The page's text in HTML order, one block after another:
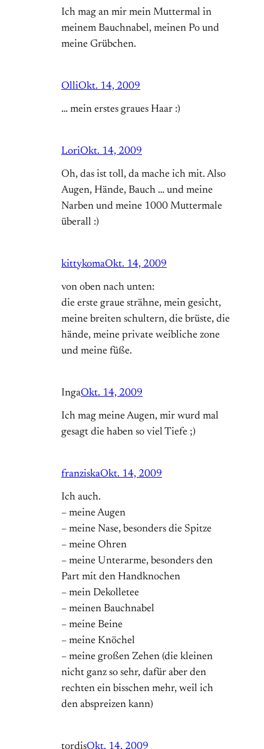
Ich mag an mir mein Muttermal in
meinem Bauchnabel, meinen Po und
meine Grübchen.
OlliOkt. 14, 2009
… mein erstes graues Haar :)
LoriOkt. 14, 2009
Oh, das ist toll, da mache ich mit. Also
Augen, Hände, Bauch … und meine
Narben und meine 1000 Muttermale
überall :)
kittykomaOkt. 14, 2009
von oben nach unten:
die erste graue strähne, mein gesicht,
meine breiten schultern, die brüste, die
hände, meine private weibliche zone
und meine füße.
IngaOkt. 14, 2009
Ich mag meine Augen, mir wurd mal
gesagt die haben so viel Tiefe ;)
franziskaOkt. 14, 2009
Ich auch.
– meine Augen
– meine Nase, besonders die Spitze
– meine Ohren
– meine Unterarme, besonders den
Part mit den Handknochen
– mein Dekolletee
– meinen Bauchnabel
– meine Beine
– meine Knöchel
– meine großen Zehen (die kleinen
nicht ganz so sehr, dafür aber den
rechten ein bisschen mehr, weil ich
den abspreizen kann)
tordisOkt. 14, 2009